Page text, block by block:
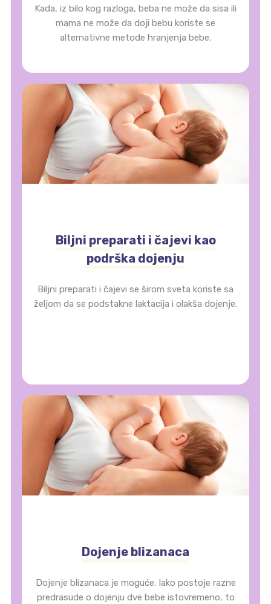
Kada, iz bilo kog razloga, beba ne može da sisa ili
mama ne može da doji bebu koriste se
alternativne metode hranjenja bebe.
Biljni preparati i čajevi kao
podrška dojenju
Biljni preparati i čajevi se širom sveta koriste sa
željom da se podstakne laktacija i olakša dojenje.
Dojenje blizanaca
Dojenje blizanaca je moguće. Iako postoje razne
predrasude o dojenju dve bebe istovremeno, to